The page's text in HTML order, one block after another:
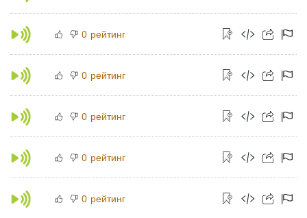
0 рейтинг
0 рейтинг
0 рейтинг
0 рейтинг
0 рейтинг